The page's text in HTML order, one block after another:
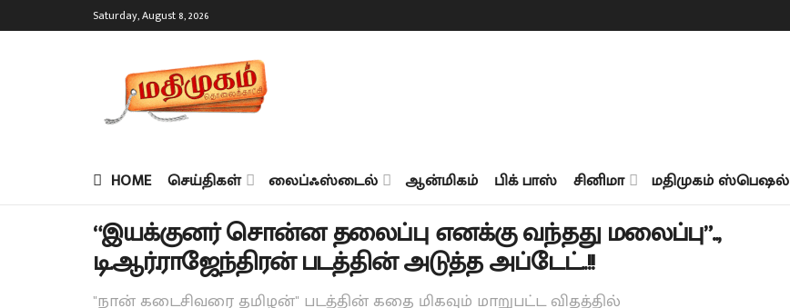
Saturday, August 8, 2026
HOME செய்திகள் லைப்ஃஸ்டைல் ஆன்மிகம் பிக் பாஸ் சினிமா மதிமுகம் ஸ்பெஷல்
“இயக்குனர் சொன்ன தலைப்பு எனக்கு வந்தது மலைப்பு”..,
டி.ஆர்.ராஜேந்திரன் படத்தின் அடுத்த அப்டேட்..!!
"நான் கடைசிவரை தமிழன்" படத்தின் கதை மிகவும் மாறுபட்ட விதத்தில்